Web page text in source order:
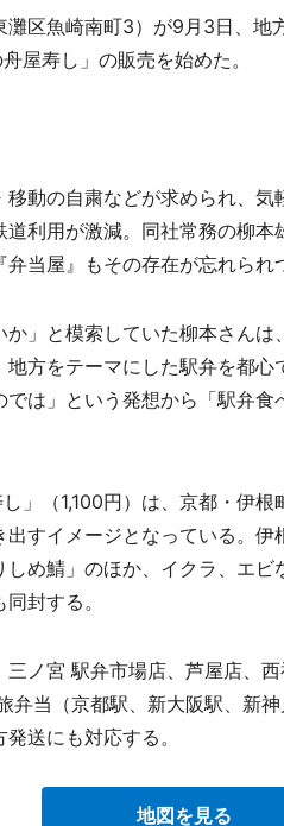
区魚崎南町3）が9月3日、地
屋寿し」の販売を始めた。
動の自粛などが求められ、気
道利用が激減。同社常務の柳
当屋』もその存在が忘れられ
」と模索していた柳本さんは
方をテーマにした駅弁を都
は」という発想から「駅弁
」（1,100円）は、京都・伊
すイメージとなっている。
め鯖」のほか、イクラ、エ
封する。
ノ宮 駅弁市場店、芦屋店、
弁当（京都駅、新大阪駅、新
送にも対応する。
地図を見る